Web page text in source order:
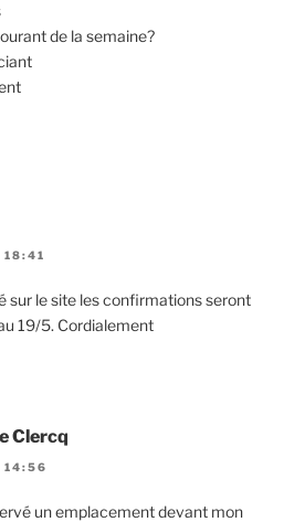
de la semaine?
18:41
sur le site les confirmations seront
19/5. Cordialement
Clercq
14:56
un emplacement devant mon